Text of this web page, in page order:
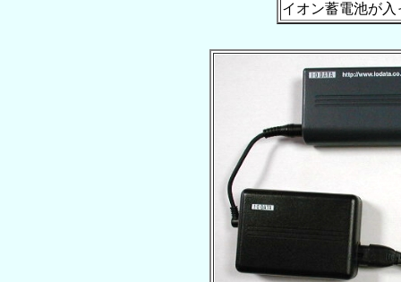
イオン蓄電池が入